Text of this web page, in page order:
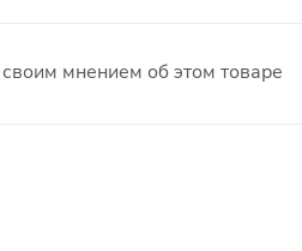
мнением об этом товаре